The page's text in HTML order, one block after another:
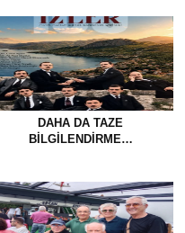
DAHA DA TAZE
BİLGİLENDİRME…